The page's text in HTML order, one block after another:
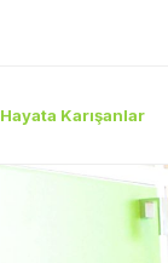
Hayata Karışanlar